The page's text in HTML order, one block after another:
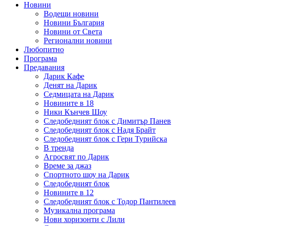
Новини
Водещи новини
Новини България
Новини от Света
Регионални новини
Любопитно
Програма
Предавания
Дарик Кафе
Денят на Дарик
Седмицата на Дарик
Новините в 18
Ники Кънчев Шоу
Следобедният блок с Димитър Панев
Следобедният блок с Надя Брайт
Следобедният блок с Гери Турийска
В тренда
Агросвят по Дарик
Време за джаз
Спортното шоу на Дарик
Следобедният блок
Новините в 12
Следобедният блок с Тодор Пантилеев
Музикална програма
Нови хоризонти с Лили